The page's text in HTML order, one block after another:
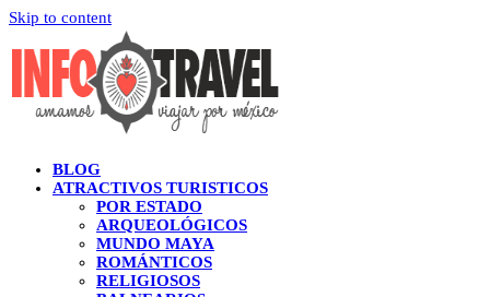
Skip to content
BLOG
ATRACTIVOS TURISTICOS
POR ESTADO
ARQUEOLÓGICOS
MUNDO MAYA
ROMÁNTICOS
RELIGIOSOS